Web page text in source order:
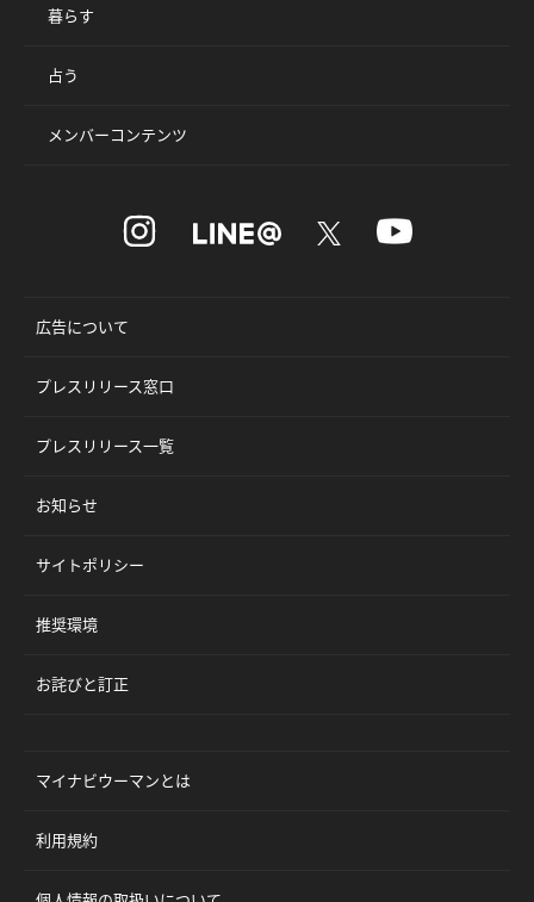
暮らす
占う
メンバーコンテンツ
広告について
プレスリリース窓口
プレスリリース一覧
お知らせ
サイトポリシー
推奨環境
お詫びと訂正
マイナビウーマンとは
利用規約